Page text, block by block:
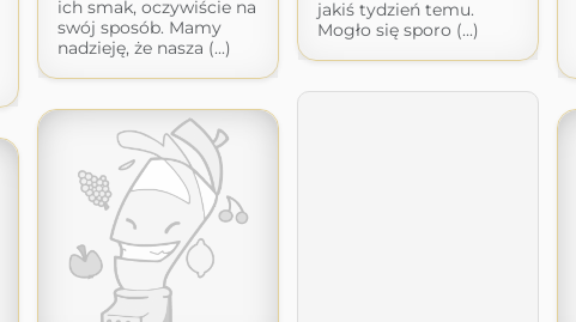
ich smak, oczywiście na
swój sposób. Mamy
nadzieję, że nasza (...)
jakiś tydzień temu.
Mogło się sporo (...)